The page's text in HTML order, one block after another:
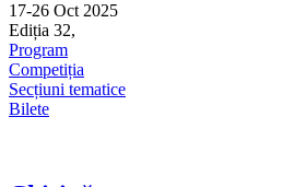
17-26 Oct 2025
Ediția 32,
Program
Competiția
Secțiuni tematice
Bilete